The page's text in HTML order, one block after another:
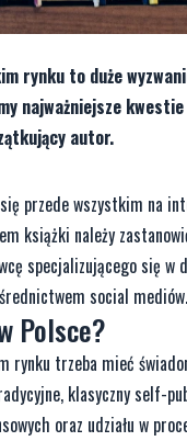
rynku to duże
najważniejsze
autor.
przede wszystkim na
książki należy
specjalizującego się
social mediów.
Polsce?
rynku trzeba mieć
klasyczny self-
oraz udziału w